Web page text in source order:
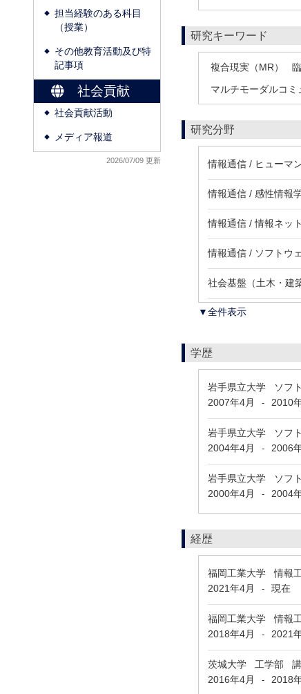
◆
担当経験のある科目
（授業）
◆
その他教育活動及び特
記事項
社会貢献
◆ 社会貢献活動
◆ メディア報道
2026/07/09 更新
研究キーワード
複合現実（MR）
マルチモーダルコミ
研究分野
情報通信 / ヒューマ
情報通信 / 感性情報
情報通信 / 情報ネッ
情報通信 / ソフトウ
社会基盤（土木・建
▼全件表示
学歴
岩手県立大学 ソフ
2007年4月
- 2010
岩手県立大学 ソフ
2004年4月
- 2006
岩手県立大学 ソフ
2000年4月
- 2004
経歴
福岡工業大学 情報
2021年4月
- 現在
福岡工業大学 情報
2018年4月
- 2021
茨城大学 工学部
2016年4月
- 2018